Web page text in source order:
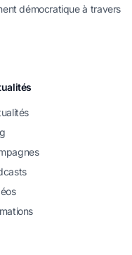
démocratique à travers